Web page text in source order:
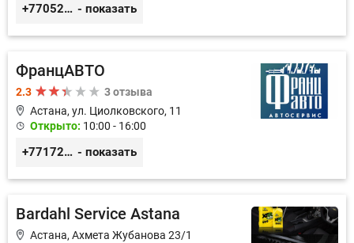
+77052327760 - показать
ФранцАВТО
2.3
3 отзыва
Астана, ул. Циолковского, 11
Открыто: 10:00 - 16:00
+77172541601 - показать
Bardahl Service Astana
Астана, Ахмета Жубанова 23/1